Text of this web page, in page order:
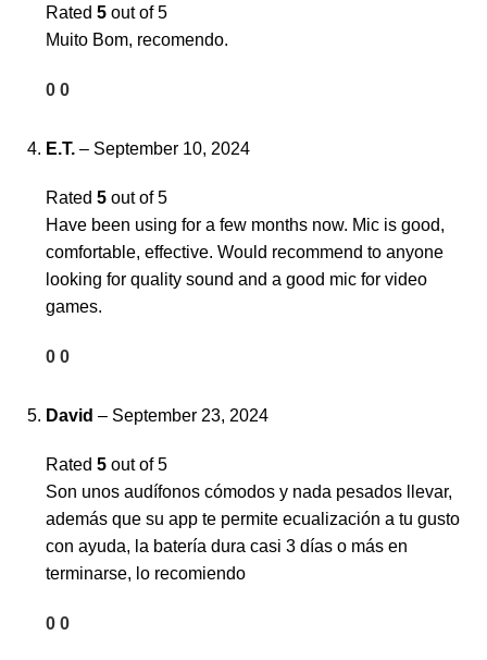
Rated 5 out of 5
Muito Bom, recomendo.
0 0
E.T. – September 10, 2024
Rated 5 out of 5
Have been using for a few months now. Mic is good,
comfortable, effective. Would recommend to anyone
looking for quality sound and a good mic for video
games.
0 0
David – September 23, 2024
Rated 5 out of 5
Son unos audífonos cómodos y nada pesados llevar,
además que su app te permite ecualización a tu gusto
con ayuda, la batería dura casi 3 días o más en
terminarse, lo recomiendo
0 0